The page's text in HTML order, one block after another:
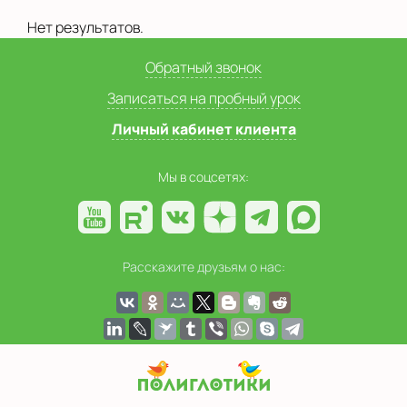
Нет результатов.
Обратный звонок
Записаться на пробный урок
Личный кабинет клиента
Мы в соцсетях:
Расскажите друзьям о нас: